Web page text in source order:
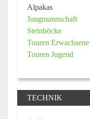
Alpakas
Jungmannschaft
Steinböcke
Touren Erwachsene
Touren Jugend
TECHNIK